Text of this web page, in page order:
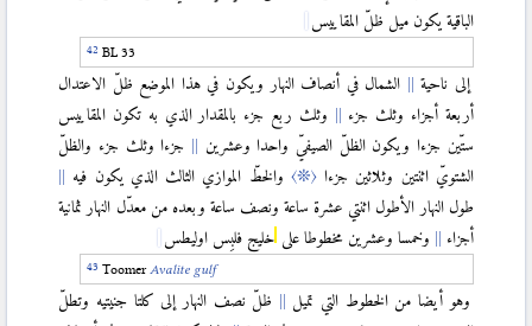
الباقية يكون ميل ظلّ المقاييس
BL 33
إلى ناحية
الشمال في أنصاف النهار ويكون في هذا الموضع ظلّ الاعتدال
أربعة أجزاء وثلث جزء
وثلث ربع جزء بالمقدار الذي به تكون المقاييس
ستّين جزءا ويكون الظلّ الصيفيّ واحدا وعشرين
جزءا وثلث جزء والظلّ
الشتويّ اثنتين وثلاثين جزءا〈❊〉 والخطّ الموازي الثالث الذي يكون فيه
طول النهار الأطول اثنتي عشرة ساعة ونصف ساعة وبعده من معدّل النهار ثمانية
أجزاء
وخمسا وعشرين مخطوطا على خليج فلبِس اوليطس
Toomer Avalite gulf
وهو أيضا من الخطوط التي تميل
ظلّ نصف النهار إلى كلتا جنيتيه وتطلّ